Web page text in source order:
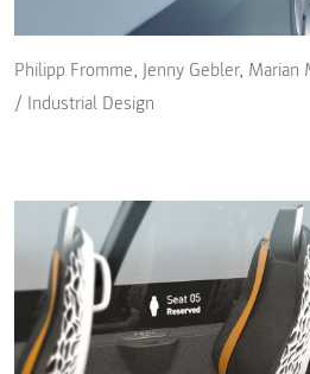
Philipp Fromme, Jenny Gebler, Marian
/ Industrial Design